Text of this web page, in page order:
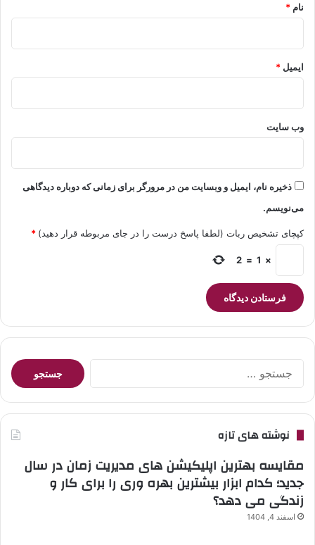
نام *
ایمیل *
وب‌ سایت
ذخیره نام، ایمیل و وبسایت من در مرورگر برای زمانی که دوباره دیدگاهی
می‌نویسم.
کپچای تشخیص ربات (لطفا پاسخ درست را در جای مربوطه قرار دهید) *
×
1
=
2
جستجو
برای:
نوشته های تازه
مقایسه بهترین اپلیکیشن های مدیریت زمان در سال
جدید؛ کدام ابزار بیشترین بهره وری را برای کار و
زندگی می دهد؟
اسفند 4, 1404